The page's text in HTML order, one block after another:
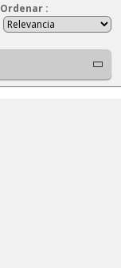
Ordenar :